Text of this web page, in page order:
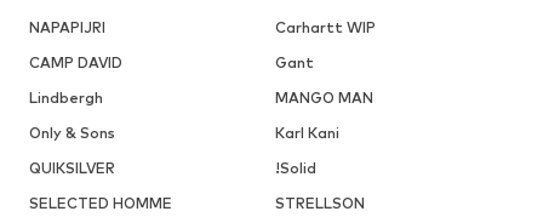
NAPAPIJRI
Carhartt WIP
CAMP DAVID
Gant
Lindbergh
MANGO MAN
Only & Sons
Karl Kani
QUIKSILVER
!Solid
SELECTED HOMME
STRELLSON